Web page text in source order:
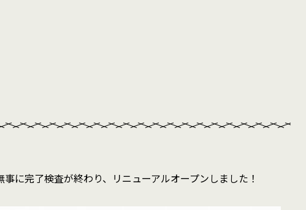
に完了検査が終わり、リニューアルオープンしました！